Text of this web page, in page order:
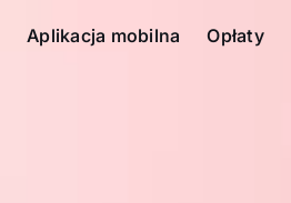
Aplikacja mobilna Opłaty